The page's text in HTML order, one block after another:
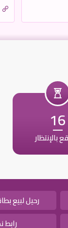
16
بالإنتظار
رحيل لبيع